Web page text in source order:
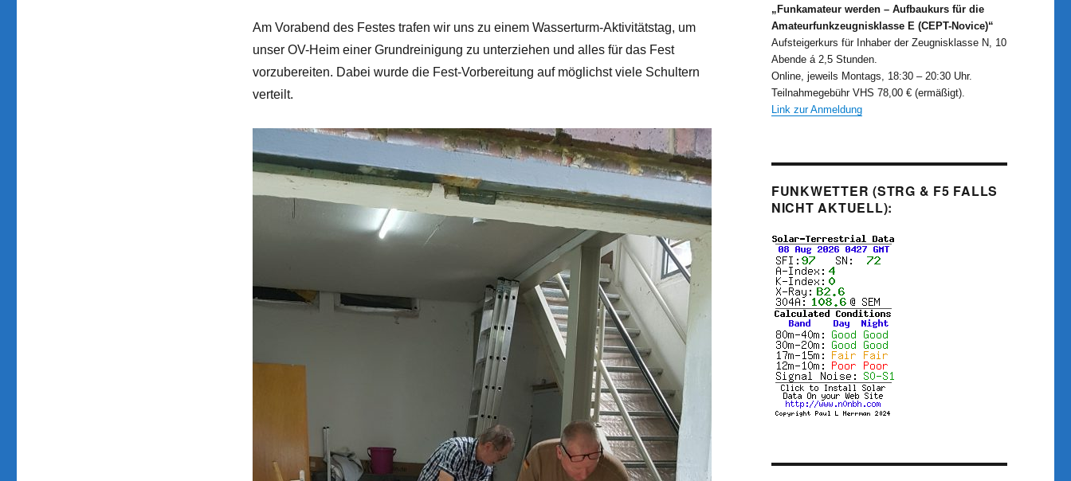
Am Vorabend des Festes trafen wir uns zu einem Wasserturm-Aktivitätstag, um
unser OV-Heim einer Grundreinigung zu unterziehen und alles für das Fest
vorzubereiten. Dabei wurde die Fest-Vorbereitung auf möglichst viele Schultern
verteilt.
„Funkamateur werden – Aufbaukurs für die
Amateurfunkzeugnisklasse E (CEPT-Novice)“
Aufsteigerkurs für Inhaber der Zeugnisklasse N, 10
Abende á 2,5 Stunden.
Online, jeweils Montags, 18:30 – 20:30 Uhr.
Teilnahmegebühr VHS 78,00 € (ermäßigt).
Link zur Anmeldung
FUNKWETTER (STRG & F5 FALLS
NICHT AKTUELL):